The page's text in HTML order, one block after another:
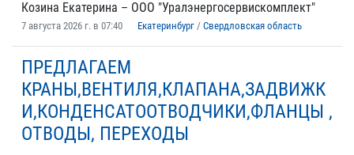
Козина Екатерина – ООО "Уралэнергосервискомплект"
7 августа 2026 г. в 07:40 Екатеринбург / Свердловская область
ПРЕДЛАГАЕМ
КРАНЫ,ВЕНТИЛЯ,КЛАПАНА,ЗАДВИЖК
И,КОНДЕНСАТООТВОДЧИКИ,ФЛАНЦЫ ,
ОТВОДЫ, ПЕРЕХОДЫ